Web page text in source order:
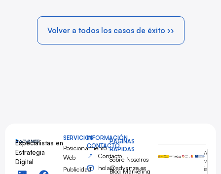
Volver a todos los casos de éxito ››
Especialistas en
Estrategia
Digital
PÁGINAS
RÁPIDAS
Sobre Nosotros
Blog Marketing
SERVICIOS
Posicionamiento
Web
Publicidad
INFORMACIÓN
CONTACTO
Contacto
hola@advanze.es
A
v
is